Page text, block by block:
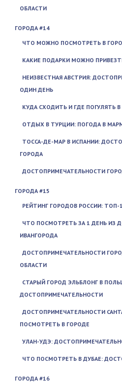
ОБЛАСТИ
ГОРОДА #14
ЧТО МОЖНО ПОСМОТРЕТЬ В
КАКИЕ ПОДАРКИ МОЖНО
НЕИЗВЕСТНАЯ АВСТРИЯ:
ОДИН ДЕНЬ
КУДА СХОДИТЬ И ГДЕ ПОГУЛЯТЬ
ОТДЫХ В ТУРЦИИ: ПОГОДА В
ТОССА-ДЕ-МАР В ИСПАНИИ:
ГОРОДА
ДОСТОПРИМЕЧАТЕЛЬНОСТИ
ГОРОДА #15
РЕЙТИНГ ГОРОДОВ РОССИИ: ТОП-
ЧТО ПОСМОТРЕТЬ ЗА 1 ДЕНЬ ИЗ
ИВАНГОРОДА
ДОСТОПРИМЕЧАТЕЛЬНОСТИ
ОБЛАСТИ
СТАРЫЙ ГОРОД ЭЛЬБЛОНГ В
ДОСТОПРИМЕЧАТЕЛЬНОСТИ
ДОСТОПРИМЕЧАТЕЛЬНОСТИ
ПОСМОТРЕТЬ В ГОРОДЕ
УЛАН-УДЭ:
ЧТО ПОСМОТРЕТЬ В ДУБАЕ:
ГОРОДА #16